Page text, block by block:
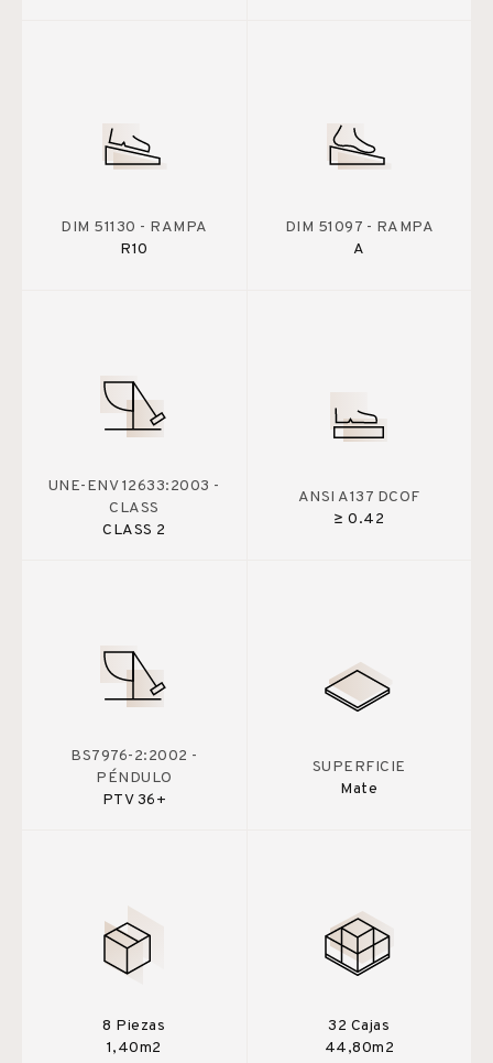
DIM 51130 - RAMPA
R10
DIM 51097 - RAMPA
A
UNE-ENV 12633:2003 -
CLASS
CLASS 2
ANSI A137 DCOF
≥ 0.42
BS7976-2:2002 -
PÉNDULO
PTV 36+
SUPERFICIE
Mate
8 Piezas
1,40m2
32 Cajas
44,80m2